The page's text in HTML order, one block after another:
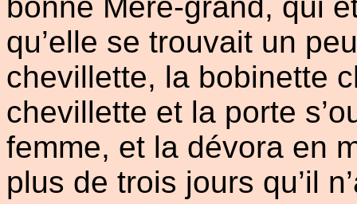
bonne Mère-grand, qui
qu’elle se trouvait un
chevillette, la bobinette
chevillette et la porte
femme, et la dévora en
plus de trois jours qu’il